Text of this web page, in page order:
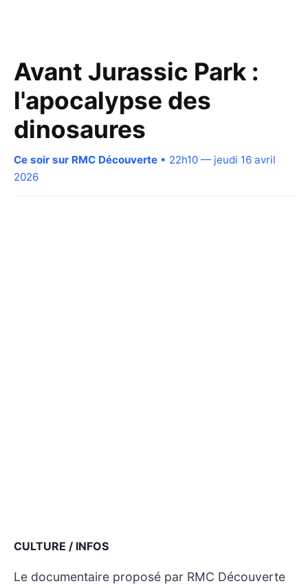
Avant Jurassic Park :
l'apocalypse des
dinosaures
Ce soir sur RMC Découverte • 22h10 — jeudi 16 avril
2026
CULTURE / INFOS
Le documentaire proposé par RMC Découverte